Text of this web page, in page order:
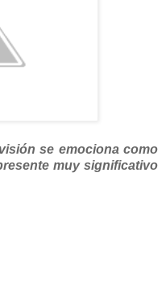
se emociona como
muy significativo